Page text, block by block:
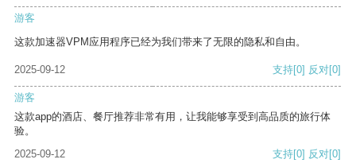
游客
这款加速器VPM应用程序已经为我们带来了无限的隐私和自由。
2025-09-12 支持[0] 反对[0]
游客
这款app的酒店、餐厅推荐非常有用，让我能够享受到高品质的旅行体
验。
2025-09-12
支持[0] 反对[0]